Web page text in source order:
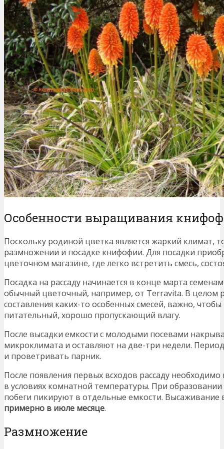
Особенности выращивания
Поскольку родиной цветка является жаркий климат,
размножении и посадке книфофии. Для посадки
цветочном магазине, где легко встретить смесь,
Посадка на рассаду начинается в конце марта
обычный цветочный, например, от Terravita. В целом
составления каких-то особенных смесей, важно,
питательный, хорошо пропускающий влагу.
После высадки емкости с молодыми посевами
микроклимата и оставляют на две-три недели.
и проветривать парник.
После появления первых всходов рассаду
в условиях комнатной температуры. При образовании
побеги пикируют в отдельные емкости. Высаживание
примерно в июле месяце.
Размножение